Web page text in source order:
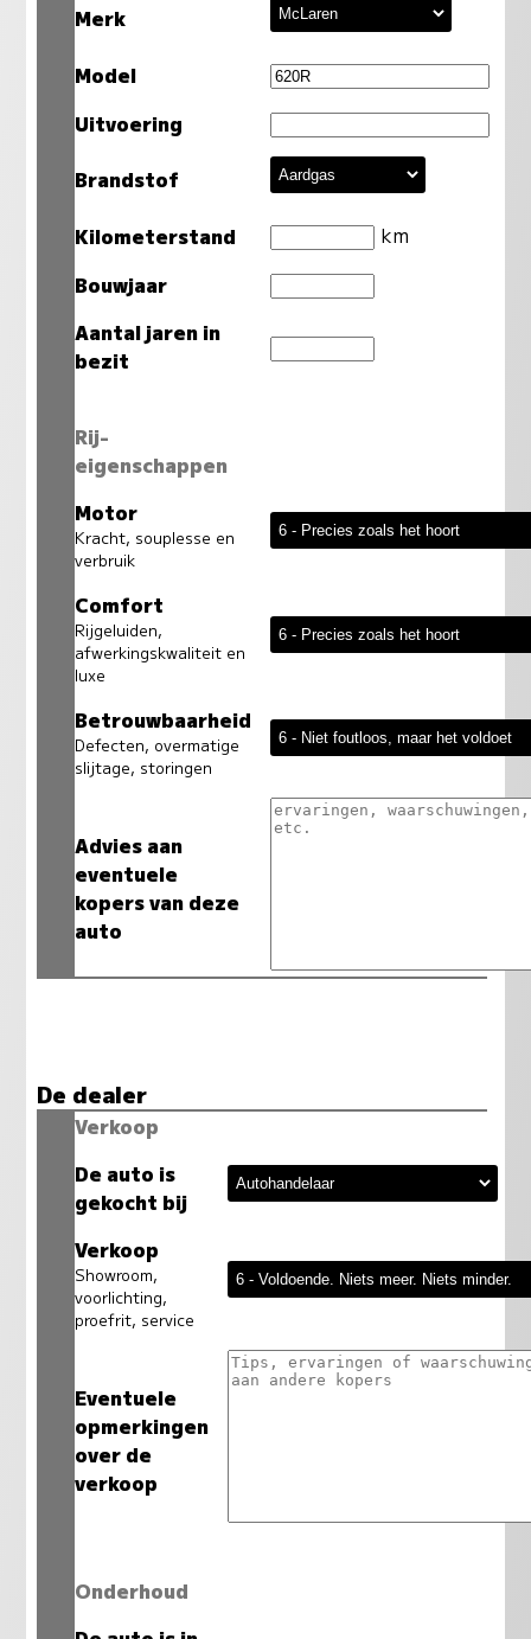
Merk
Model
Uitvoering
Brandstof
Kilometerstand
km
Bouwjaar
Aantal jaren in
bezit
Rij-
eigenschappen
Motor
Kracht, souplesse en
verbruik
Comfort
Rijgeluiden,
afwerkingskwaliteit en
luxe
Betrouwbaarheid
Defecten, overmatige
slijtage, storingen
Advies aan
eventuele
kopers van deze
auto
De dealer
Verkoop
De auto is
gekocht bij
Verkoop
Showroom,
voorlichting,
proefrit, service
Eventuele
opmerkingen
over de
verkoop
Onderhoud